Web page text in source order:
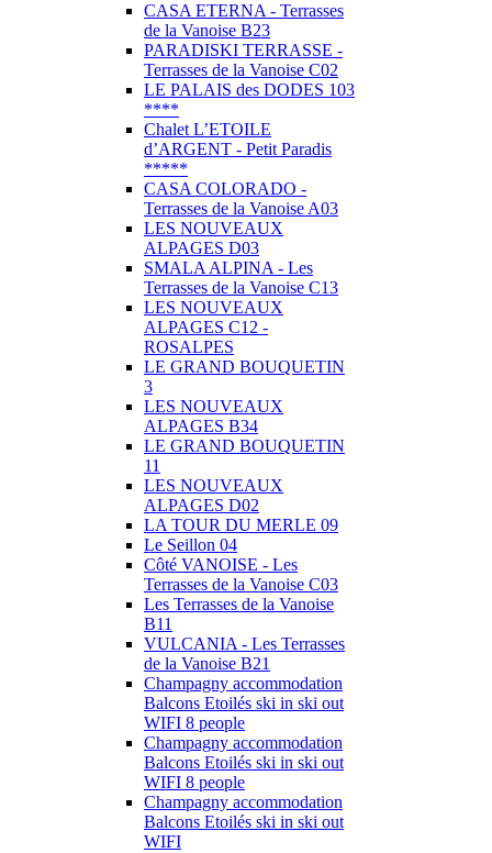
CASA ETERNA - Terrasses
de la Vanoise B23
PARADISKI TERRASSE -
Terrasses de la Vanoise C02
LE PALAIS des DODES 103
****
Chalet L’ETOILE
d’ARGENT - Petit Paradis
*****
CASA COLORADO -
Terrasses de la Vanoise A03
LES NOUVEAUX
ALPAGES D03
SMALA ALPINA - Les
Terrasses de la Vanoise C13
LES NOUVEAUX
ALPAGES C12 -
ROSALPES
LE GRAND BOUQUETIN
3
LES NOUVEAUX
ALPAGES B34
LE GRAND BOUQUETIN
11
LES NOUVEAUX
ALPAGES D02
LA TOUR DU MERLE 09
Le Seillon 04
Côté VANOISE - Les
Terrasses de la Vanoise C03
Les Terrasses de la Vanoise
B11
VULCANIA - Les Terrasses
de la Vanoise B21
Champagny accommodation
Balcons Etoilés ski in ski out
WIFI 8 people
Champagny accommodation
Balcons Etoilés ski in ski out
WIFI 8 people
Champagny accommodation
Balcons Etoilés ski in ski out
WIFI